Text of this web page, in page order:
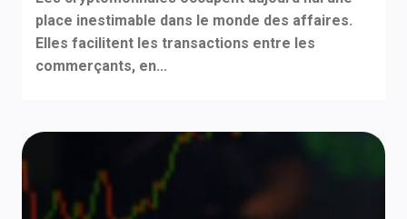
place inestimable dans le monde des affaires.
Elles facilitent les transactions entre les
commerçants, en...